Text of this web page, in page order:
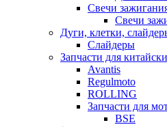
Свечи
Свечи
Дуги, клетки,
Слайдеры
Запчасти для
Avantis
Regulmoto
ROLLING
Запчасти для
BSE